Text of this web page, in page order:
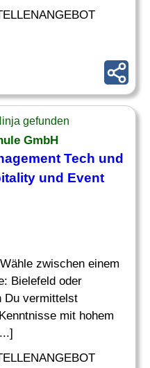
gefunden
GmbH
Tech und
und Event
zwischen einem
Bielefeld oder
Du vermittelst
mit hohem